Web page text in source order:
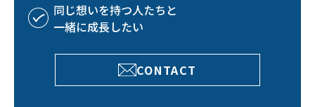
同じ想いを持つ人たちと
一緒に成長したい
CONTACT